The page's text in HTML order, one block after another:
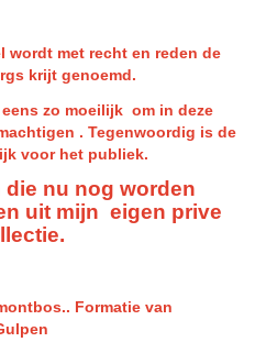
wordt met recht en reden de
krijt genoemd.
zo moeilijk om in deze
. Tegenwoordig is de
voor het publiek.
die nu nog worden
uit mijn eigen prive
Formatie van